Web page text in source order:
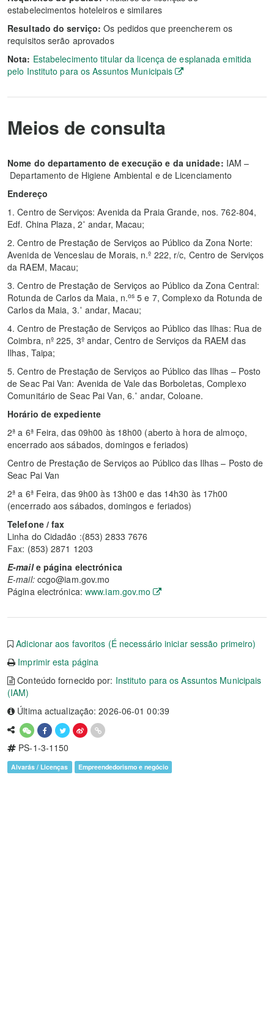
estabelecimentos hoteleiros e similares
Resultado do serviço: Os pedidos que preencherem os
requisitos serão aprovados
Nota: Estabelecimento titular da licença de esplanada emitida
pelo Instituto para os Assuntos Municipais
Meios de consulta
Nome do departamento de execução e da unidade: IAM –
Departamento de Higiene Ambiental e de Licenciamento
Endereço
1. Centro de Serviços: Avenida da Praia Grande, nos. 762-804,
Edf. China Plaza, 2˚ andar, Macau;
2. Centro de Prestação de Serviços ao Público da Zona Norte:
Avenida de Venceslau de Morais, n.º 222, r/c, Centro de Serviços
da RAEM, Macau;
3. Centro de Prestação de Serviços ao Público da Zona Central:
Rotunda de Carlos da Maia, n.os 5 e 7, Complexo da Rotunda de
Carlos da Maia, 3.˚ andar, Macau;
4. Centro de Prestação de Serviços ao Público das Ilhas: Rua de
Coimbra, nº 225, 3º andar, Centro de Serviços da RAEM das
Ilhas, Taipa;
5. Centro de Prestação de Serviços ao Público das Ilhas – Posto
de Seac Pai Van: Avenida de Vale das Borboletas, Complexo
Comunitário de Seac Pai Van, 6.˚ andar, Coloane.
Horário de expediente
2ª a 6ª Feira, das 09h00 às 18h00 (aberto à hora de almoço,
encerrado aos sábados, domingos e feriados)
Centro de Prestação de Serviços ao Público das Ilhas – Posto de
Seac Pai Van
2ª a 6ª Feira, das 9h00 às 13h00 e das 14h30 às 17h00
(encerrado aos sábados, domingos e feriados)
Telefone / fax
Linha do Cidadão :(853) 2833 7676
Fax: (853) 2871 1203
E-maile página electrónica
E-mail: ccgo@iam.gov.mo
Página electrónica: www.iam.gov.mo
Adicionar aos favoritos (É necessário iniciar sessão primeiro)
Imprimir esta página
Conteúdo fornecido por: Instituto para os Assuntos Municipais
(IAM)
Última actualização: 2026-06-01 00:39
PS-1-3-1150
Alvarás / Licenças Empreendedorismo e negócio